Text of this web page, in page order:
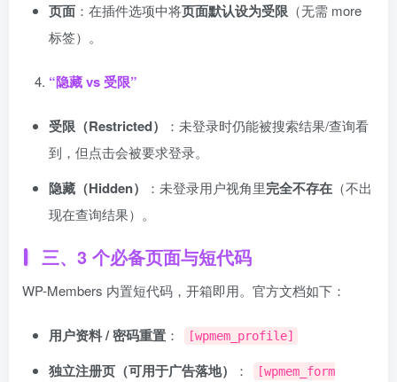
页面 ：在插件选项中将页面默认设为受限 （无需 more
标签）。
“隐藏 vs 受限”
受限（Restricted）
：未登录时仍能被搜索结果/查询看
到，但点击会被要求登录。
隐藏（Hidden） ：未登录用户视角里完全不存在 （不出
现在查询结果）。
三、3 个必备页面与短代码
WP-Members 内置短代码，开箱即用。官方文档如下：
用户资料 / 密码重置 ： [wpmem_profile]
独立注册页（可用于广告落地） ：
[wpmem_form